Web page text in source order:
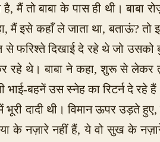
मैं तो बाबा के पास ही थी।
इसे कहाँ ले जाता था, बताऊं? तो
से फरिश्ते दिखाई दे रहे थे जो
थे। बाबा ने कहा, शुरू से लेकर
बहनें उस स्नेह का रिटर्न दे रहे
भूरी दादी थी। विमान ऊपर
के नज़ारे नहीं हैं, ये वो सुख के